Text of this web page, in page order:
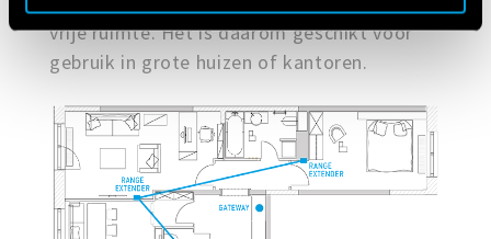
vrije ruimte. Het is daarom geschikt voor
gebruik in grote huizen of kantoren.